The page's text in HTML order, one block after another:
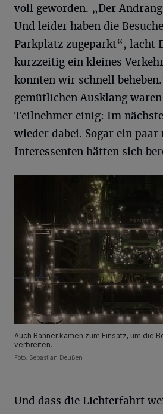
voll geworden. „Der
Und leider haben die
Parkplatz zugeparkt“, lacht
kurzzeitig ein kleines
konnten wir schnell
gemütlichen Ausklang
Teilnehmer einig: Im
wieder dabei. Sogar ein paar
Interessenten hätten sich
Auch Banner kamen zum Einsatz, um die
verbreiten.
Foto: Sebastian Deußen
Und dass die Lichterfahrt